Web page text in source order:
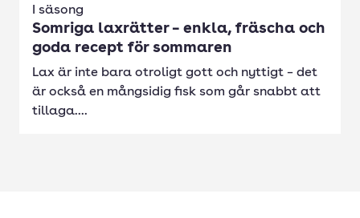
I säsong
Somriga laxrätter – enkla, fräscha och
goda recept för sommaren
Lax är inte bara otroligt gott och nyttigt – det
är också en mångsidig fisk som går snabbt att
tillaga....